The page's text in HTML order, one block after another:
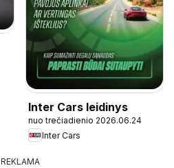
Inter Cars leidinys
nuo trečiadienio 2026.06.24
Inter Cars
REKLAMA